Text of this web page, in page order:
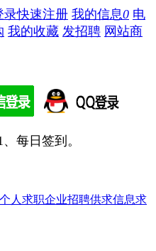
录快速注册 我的信息0 电
我的收藏 发招聘 网站商
、每日签到。
个人求职企业招聘供求信息求